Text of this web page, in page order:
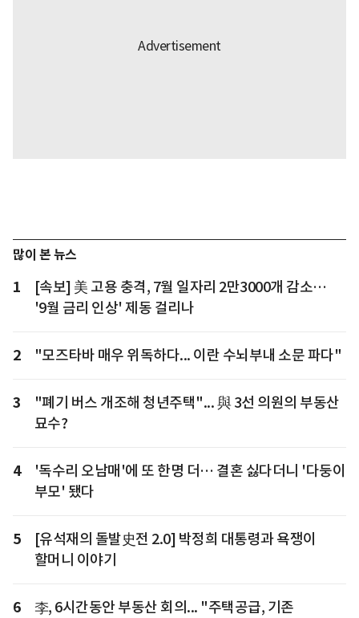
많이 본 뉴스
1
[속보] 美 고용 충격, 7월 일자리 2만3000개 감소…
'9월 금리 인상' 제동 걸리나
2 "모즈타바 매우 위독하다... 이란 수뇌부내 소문 파다"
3
"폐기 버스 개조해 청년주택"... 與 3선 의원의 부동산
묘수?
4
'독수리 오남매'에 또 한명 더… 결혼 싫다더니 '다둥이
부모' 됐다
5
[유석재의 돌발史전 2.0] 박정희 대통령과 욕쟁이
할머니 이야기
6
李, 6시간동안 부동산 회의... "주택공급, 기존